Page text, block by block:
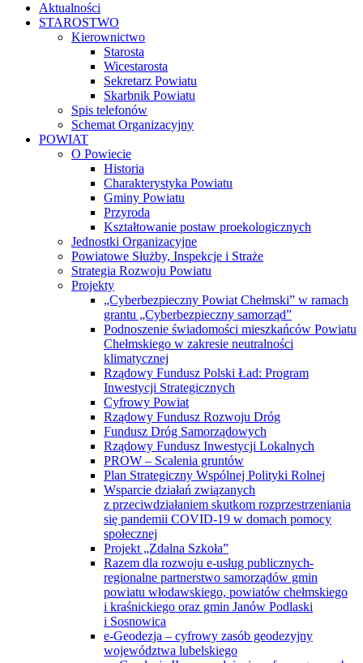
Aktualności
STAROSTWO
Kierownictwo
Starosta
Wicestarosta
Sekretarz Powiatu
Skarbnik Powiatu
Spis telefonów
Schemat Organizacyjny
POWIAT
O Powiecie
Historia
Charakterystyka Powiatu
Gminy Powiatu
Przyroda
Kształtowanie postaw proekologicznych
Jednostki Organizacyjne
Powiatowe Służby, Inspekcje i Straże
Strategia Rozwoju Powiatu
Projekty
„Cyberbezpieczny Powiat Chełmski” w ramach
grantu „Cyberbezpieczny samorząd”
Podnoszenie świadomości mieszkańców Powiatu
Chełmskiego w zakresie neutralności
klimatycznej
Rządowy Fundusz Polski Ład: Program
Inwestycji Strategicznych
Cyfrowy Powiat
Rządowy Fundusz Rozwoju Dróg
Fundusz Dróg Samorządowych
Rządowy Fundusz Inwestycji Lokalnych
PROW – Scalenia gruntów
Plan Strategiczny Wspólnej Polityki Rolnej
Wsparcie działań związanych
z przeciwdziałaniem skutkom rozprzestrzeniania
się pandemii COVID-19 w domach pomocy
społecznej
Projekt „Zdalna Szkoła”
Razem dla rozwoju e-usług publicznych-
regionalne partnerstwo samorządów gmin
powiatu włodawskiego, powiatów chełmskiego
i kraśnickiego oraz gmin Janów Podlaski
i Sosnowica
e-Geodezja – cyfrowy zasób geodezyjny
województwa lubelskiego